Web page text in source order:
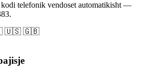
telefonik vendoset automatikisht —
🇺🇸 🇬🇧